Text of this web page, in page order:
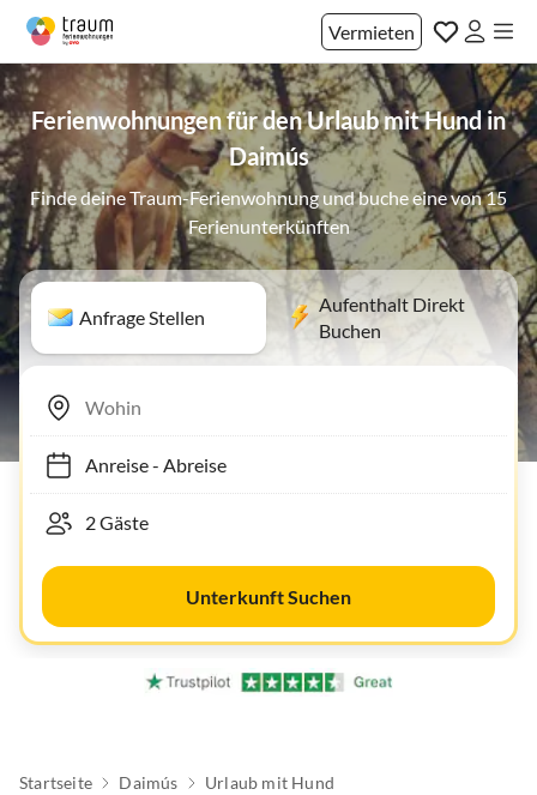
Vermieten
Ferienwohnungen für den Urlaub mit Hund in
Daimús
Finde deine Traum-Ferienwohnung und buche eine von 15
Ferienunterkünften
Anfrage Stellen
Aufenthalt Direkt
Buchen
Anreise- Abreise
Unterkunft Suchen
Startseite Daimús Urlaub mit Hund